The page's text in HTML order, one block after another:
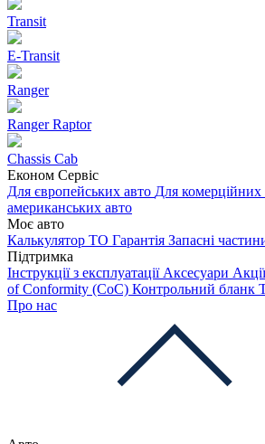
Transit
E-Transit
Ranger
Ranger Raptor
Chassis Cab
Економ Сервіс
Для європейських авто Для комерційних
американських авто
Моє авто
Калькулятор ТО Гарантія Запасні
Підтримка
Інструкції з експлуатації Аксесуари
of Conformity (CoC) Контрольний бланк
Про нас